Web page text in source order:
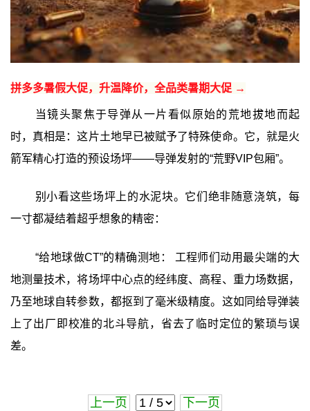
拼多多暑假大促，升温降价，全品类暑期大促 →
当镜头聚焦于导弹从一片看似原始的荒地拔地而起
时，真相是：这片土地早已被赋予了特殊使命。它，就是火
箭军精心打造的预设场坪——导弹发射的“荒野VIP包厢”。
别小看这些场坪上的水泥块。它们绝非随意浇筑，每
一寸都凝结着超乎想象的精密：
“给地球做CT”的精确测地： 工程师们动用最尖端的大
地测量技术，将场坪中心点的经纬度、高程、重力场数据，
乃至地球自转参数，都抠到了毫米级精度。这如同给导弹装
上了出厂即校准的北斗导航，省去了临时定位的繁琐与误
差。
上一页 下一页